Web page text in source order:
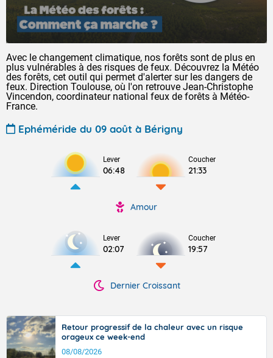
Avec le changement climatique, nos forêts sont de plus en
plus vulnérables à des risques de feux. Découvrez la Météo
des forêts, cet outil qui permet d'alerter sur les dangers de
feux. Direction Toulouse, où l'on retrouve Jean-Christophe
Vincendon, coordinateur national feux de forêts à Météo-
France.
Ephéméride du 09 août à Bérigny
Lever
06:48
Coucher
21:33
Amour
Lever
02:07
Coucher
19:57
Dernier Croissant
Retour progressif de la chaleur avec un risque
orageux ce week-end
08/08/2026